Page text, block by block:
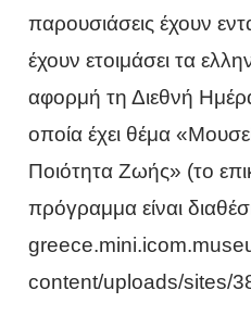
παρουσιάσεις έχουν
έχουν ετοιμάσει τα
αφορμή τη Διεθνή
οποία έχει θέμα
Ποιότητα Ζωής» (το
πρόγραμμα είναι
content/uploads/sites/